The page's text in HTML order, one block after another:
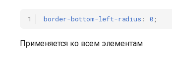
1 border-bottom-left-radius : 0 ;
Применяется ко всем элементам